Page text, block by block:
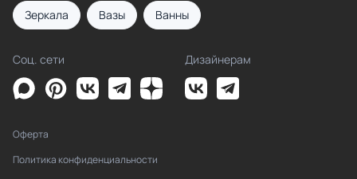
Зеркала Вазы Ванны
Соц. сети Дизайнерам
Оферта
Политика конфиденциальности